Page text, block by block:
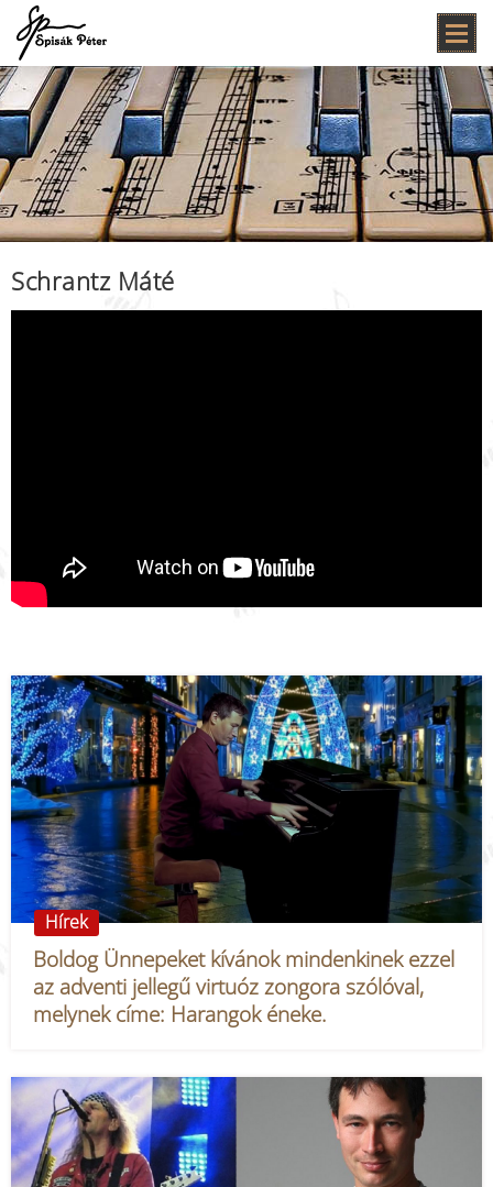
Schrantz Máté
Hírek
Boldog Ünnepeket kívánok mindenkinek ezzel
az adventi jellegű virtuóz zongora szólóval,
melynek címe: Harangok éneke.